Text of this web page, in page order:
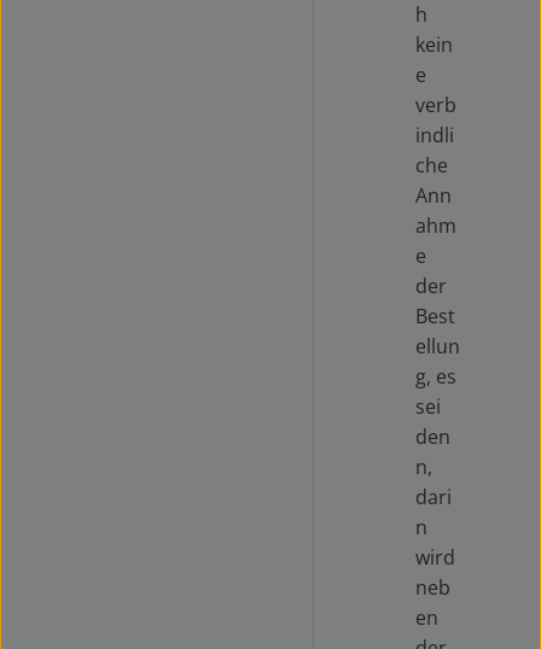
h
kein
e
verb
indli
che
Ann
ahm
e
der
Best
ellun
g, es
sei
den
n,
dari
n
wird
neb
en